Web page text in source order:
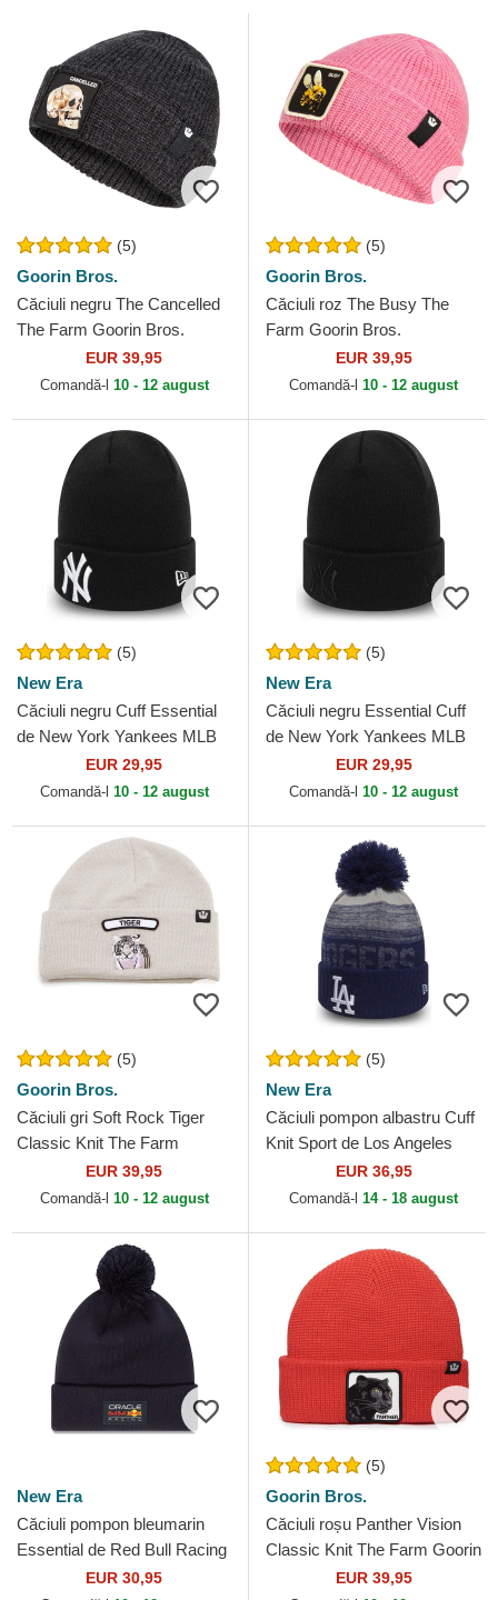
(5)
Goorin Bros.
Căciuli negru The Cancelled
The Farm Goorin Bros.
EUR 39,95
Comandă-l 10 - 12 august
(5)
Goorin Bros.
Căciuli roz The Busy The
Farm Goorin Bros.
EUR 39,95
Comandă-l 10 - 12 august
(5)
New Era
Căciuli negru Cuff Essential
de New York Yankees MLB
de New EraEUR 29,95
Comandă-l 10 - 12 august
(5)
New Era
Căciuli negru Essential Cuff
de New York Yankees MLB
de New EraEUR 29,95
Comandă-l 10 - 12 august
(5)
Goorin Bros.
Căciuli gri Soft Rock Tiger
Classic Knit The Farm
Goorin Bros.EUR 39,95
Comandă-l 10 - 12 august
(5)
New Era
Căciuli pompon albastru Cuff
Knit Sport de Los Angeles
Dodgers MLB de New Era
EUR 36,95
Comandă-l 14 - 18 august
New Era
Căciuli pompon bleumarin
Essential de Red Bull Racing
Formula 1 de New Era
EUR 30,95
(5)
Goorin Bros.
Căciuli roșu Panther Vision
Classic Knit The Farm Goorin
EUR 39,95